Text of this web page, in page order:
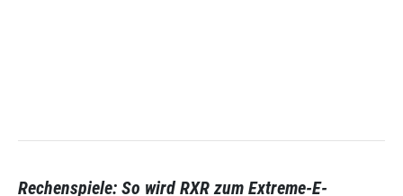
Rechenspiele: So wird RXR zum Extreme-E-